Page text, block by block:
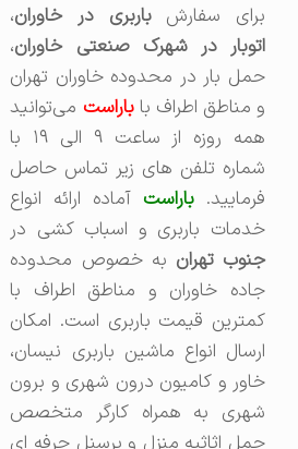
برای سفارشباربری در خاوران،‌
اتوبار در شهرک صنعتی خاوران،
حمل بار در محدوده خاوران تهران
و مناطق اطراف باباراستمی‌توانید
همه روزه از ساعت ۹ الی ۱۹ با
شماره تلفن های زیر تماس حاصل
فرمایید.باراستآماده ارائه انواع
خدمات باربری و اسباب کشی در
جنوب تهرانبه خصوص محدوده
جاده خاوران و مناطق اطراف با
کمترین قیمت باربری است. امکان
ارسال انواع ماشین باربری نیسان،
خاور و کامیون درون شهری و برون
شهری به همراه کارگر متخصص
حمل اثاثیه منزل و پرسنل حرفه ای